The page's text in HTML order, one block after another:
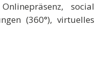
social
(360°), virtuelles